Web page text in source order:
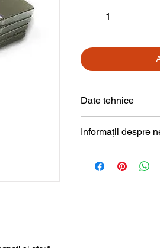
Date tehnice
Formă
Informații despre